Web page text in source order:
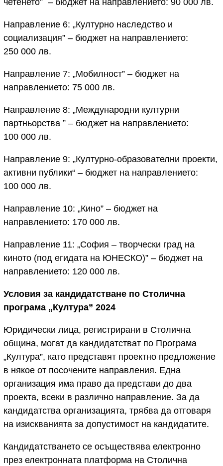
Направление 6: „Културно наследство и
социализация” – бюджет на направлението:
250 000 лв.
Направление 7: „Мобилност” – бюджет на
направлението: 75 000 лв.
Направление 8: „Международни културни
партньорства ” – бюджет на направлението:
100 000 лв.
Направление 9: „Културно-образователни проекти,
активни публики“ – бюджет на направлението:
100 000 лв.
Направление 10: „Кино” – бюджет на
направлението: 170 000 лв.
Направление 11: „София – творчески град на
киното (под егидата на ЮНЕСКО)” – бюджет на
направлението: 120 000 лв.
Условия за кандидатстване по Столична
програма „Култура” 2024
Юридически лица, регистрирани в Столична
община, могат да кандидатстват по Програма
„Култура”, като представят проектно предложение
в някое от посочените направления. Една
организация има право да представи до два
проекта, всеки в различно направление. За да
кандидатства организацията, трябва да отговаря
на изискванията за допустимост на кандидатите.
Кандидатстването се осъществява електронно
през електронната платформа на Столична